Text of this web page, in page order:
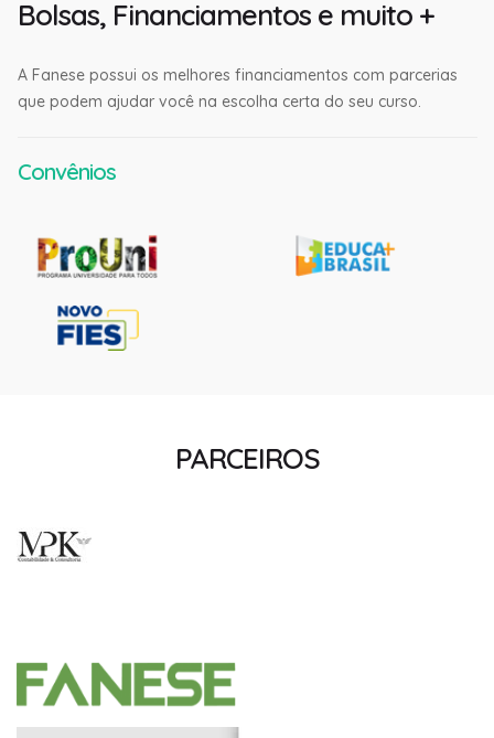
Bolsas, Financiamentos e muito +
A Fanese possui os melhores financiamentos com parcerias
que podem ajudar você na escolha certa do seu curso.
Convênios
PARCEIROS